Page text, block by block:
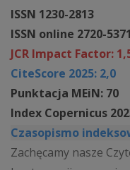
ISSN 1230-2813
ISSN online 2720-5371
JCR Impact Factor:
CiteScore 2025: 2,0
Punktacja MEiN: 70
Index Copernicus
Czasopismo
Zachęcamy nasze